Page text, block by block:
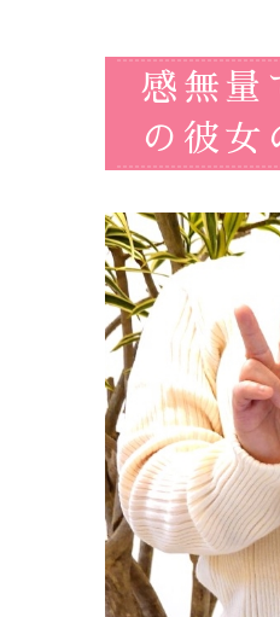
感無量
の彼女